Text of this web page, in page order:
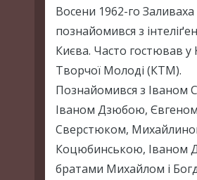
Восени 1962-го
познайомився з
Києва. Часто гостював у
Творчої Молоді (КТМ).
Познайомився з Іваном
Іваном Дзюбою, Євгеном
Сверстюком,
Коцюбинською, Іваном
братами Михайлом і